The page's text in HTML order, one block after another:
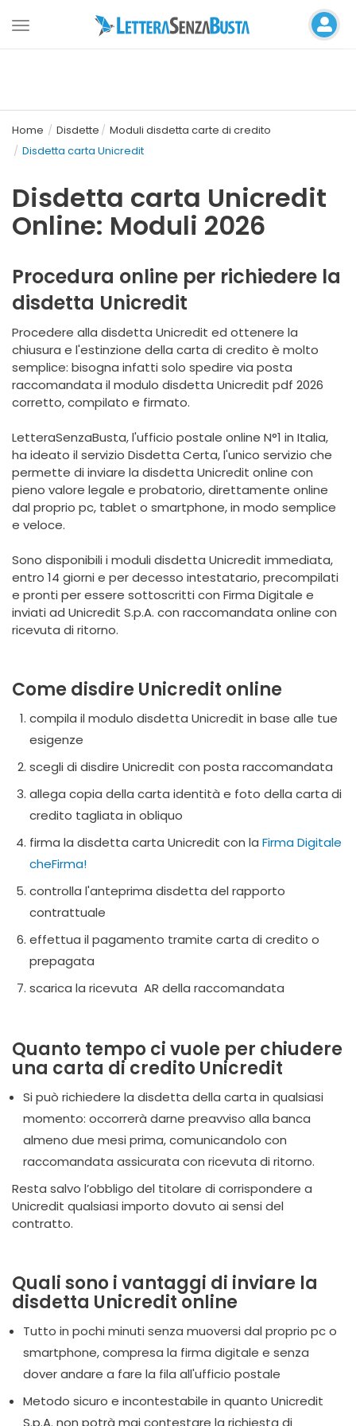
Toggle
Home Disdette
Moduli disdetta carte di credito
Disdetta carta Unicredit
Disdetta carta Unicredit
Online: Moduli 2026
Procedura online per richiedere la
disdetta Unicredit
Procedere alla disdetta Unicredit ed ottenere la
chiusura e l'estinzione della carta di credito è molto
semplice: bisogna infatti solo spedire via posta
raccomandata il modulo disdetta Unicredit pdf 2026
corretto, compilato e firmato.
LetteraSenzaBusta, l'ufficio postale online N°1 in Italia,
ha ideato il servizio Disdetta Certa, l'unico servizio che
permette di inviare la disdetta Unicredit online con
pieno valore legale e probatorio, direttamente online
dal proprio pc, tablet o smartphone, in modo semplice
e veloce.
Sono disponibili i moduli disdetta Unicredit immediata,
entro 14 giorni e per decesso intestatario, precompilati
e pronti per essere sottoscritti con Firma Digitale e
inviati ad Unicredit S.p.A. con raccomandata online con
ricevuta di ritorno.
Come disdire Unicredit online
compila il modulo disdetta Unicredit in base alle tue
esigenze
scegli di disdire Unicredit con posta raccomandata
allega copia della carta identità e foto della carta di
credito tagliata in obliquo
firma la disdetta carta Unicredit con la Firma Digitale
cheFirma!
controlla l'anteprima disdetta del rapporto
contrattuale
effettua il pagamento tramite carta di credito o
prepagata
scarica la ricevuta AR della raccomandata
Quanto tempo ci vuole per chiudere
una carta di credito Unicredit
Si può richiedere la disdetta della carta in qualsiasi
momento: occorrerà darne preavviso alla banca
almeno due mesi prima, comunicandolo con
raccomandata assicurata con ricevuta di ritorno.
Resta salvo l’obbligo del titolare di corrispondere a
Unicredit qualsiasi importo dovuto ai sensi del
contratto.
Quali sono i vantaggi di inviare la
disdetta Unicredit online
Tutto in pochi minuti senza muoversi dal proprio pc o
smartphone, compresa la firma digitale e senza
dover andare a fare la fila all'ufficio postale
Metodo sicuro e incontestabile in quanto Unicredit
S.p.A. non potrà mai contestare la richiesta di